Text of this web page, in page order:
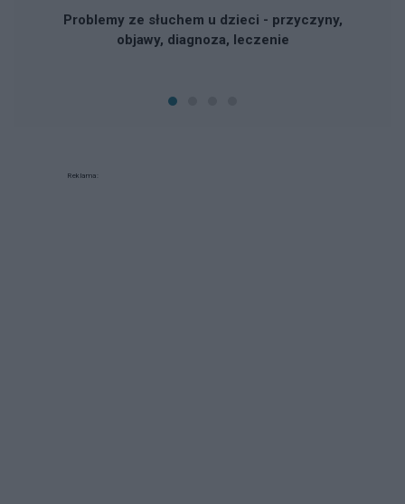
Problemy ze słuchem u dzieci - przyczyny,
objawy, diagnoza, leczenie
Reklama: